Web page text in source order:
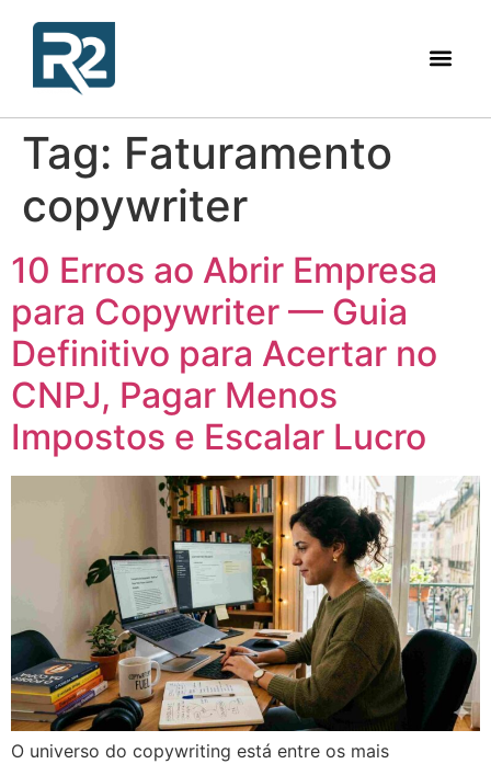
Tag: Faturamento
copywriter
10 Erros ao Abrir Empresa
para Copywriter — Guia
Definitivo para Acertar no
CNPJ, Pagar Menos
Impostos e Escalar Lucro
O universo do copywriting está entre os mais